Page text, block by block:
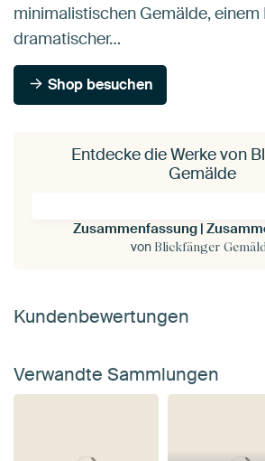
minimalistischen Gemälde,
dramatischer…
Shop besuchen
Entdecke die Werke von
Gemälde
Zusammenfassung |
von Blickfänger
Kundenbewertungen
Verwandte Sammlungen